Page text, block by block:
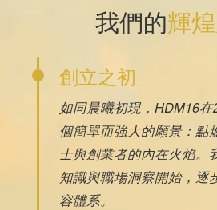
我們的輝
創立之初
如同晨曦初現，HDM16
個簡單而強大的願景：點
士與創業者的內在火焰。
知識與職場洞察開始，逐
容體系。